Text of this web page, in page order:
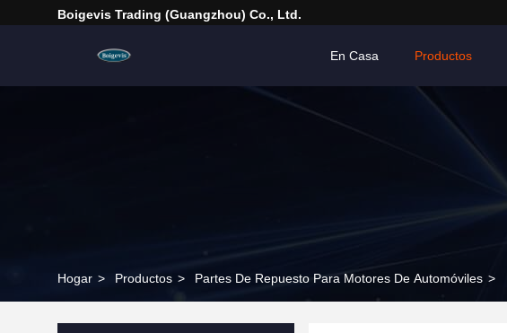
Boigevis Trading (guangzhou) Co., Ltd.
En Casa Productos
Hogar > Productos > Partes De Repuesto Para Motores De Automóviles >